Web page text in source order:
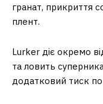
гранат, прикриття
плент.
Lurker діє окремо
та ловить
додатковий тиск по